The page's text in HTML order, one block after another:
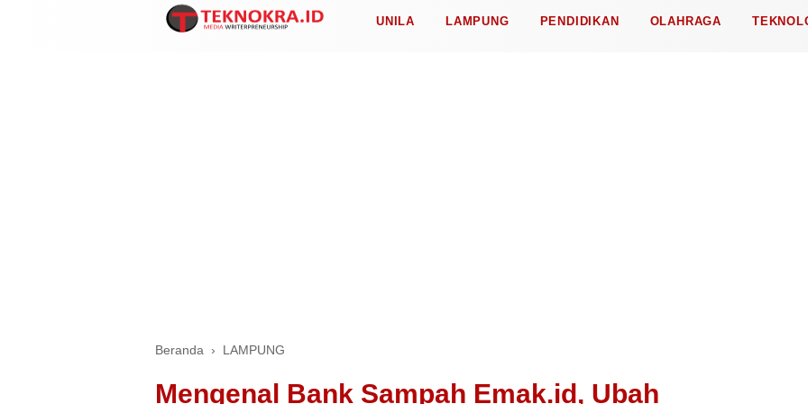
UNILA LAMPUNG PENDIDIKAN OLAHRAGA
Beranda › LAMPUNG
Mengenal Bank Sampah Emak.id, Ubah